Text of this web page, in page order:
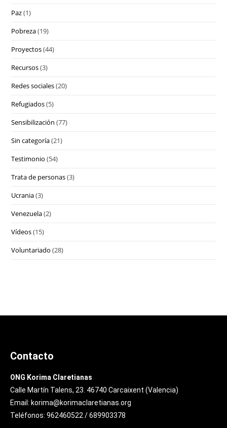
Paz(1)
Pobreza(19)
Proyectos(44)
Recursos(3)
Redes sociales(20)
Refugiados(5)
Sensibilización (77)
Sin categoría(21)
Testimonio (54)
Trata de personas(3)
Ucrania(3)
Venezuela(2)
Vídeos(15)
Voluntariado (28)
Contacto
ONG Korima Claretianas
Calle Martín Talens, 23. 46740 Carcaixent (Valencia)
Email: korima@korimaclaretianas.org
Teléfonos: 962460522 / 689903378